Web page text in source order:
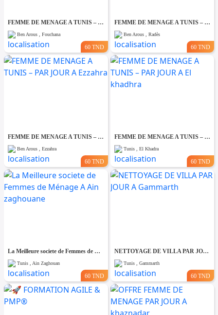
FEMME DE MENAGE A TUNIS – PAR JOUR A Fouchana
Ben Arous , Fouchana
60 TND
FEMME DE MENAGE A TUNIS – PAR JOUR A Rades
Ben Arous , Radès
60 TND
FEMME DE MENAGE A TUNIS – PAR JOUR A Ezzahra
Ben Arous , Ezzahra
60 TND
FEMME DE MENAGE A TUNIS – PAR JOUR A El khadhra
Tunis , El Khadra
60 TND
La Meilleure societe de Femmes de Ménage A Ain zaghouane
Tunis , Ain Zaghouan
60 TND
NETTOYAGE DE VILLA PAR JOUR A Gammarth
Tunis , Gammarth
60 TND